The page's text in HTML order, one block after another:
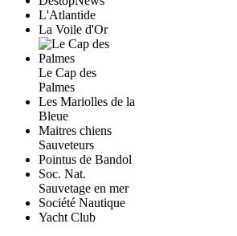
L'Atlantide
La Voile d'Or
Le Cap des
Palmes
Les Mariolles de la
Bleue
Maitres chiens
Sauveteurs
Pointus de Bandol
Soc. Nat.
Sauvetage en mer
Société Nautique
Yacht Club